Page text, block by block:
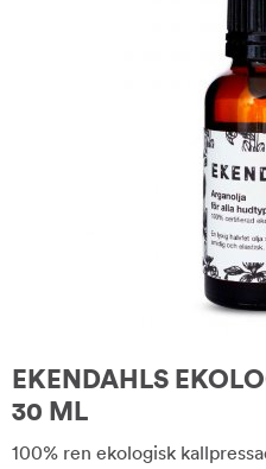
EKENDAHLS
30 ML
100% ren ekologisk